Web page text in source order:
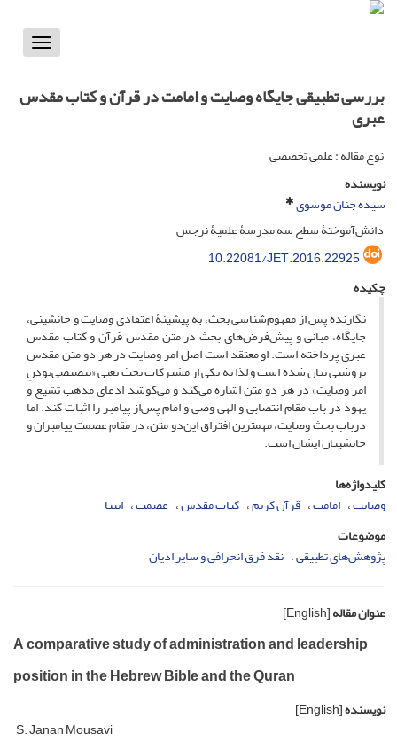
Toggle
بررسی تطبیقی جایگاه وصایت و امامت در قرآن و کتاب مقدس
عبری
نوع مقاله : علمی تخصصی
نویسنده
سیده جنان موسوی
دانش‌آموختۀ سطح سه مدرسۀ علمیۀ نرجس‌
10.22081/JET.2016.22925
چکیده
نگارنده پس از مفهوم‌شناسی بحث، به پیشینۀ اعتقادی وصایت و جانشینی،
جایگاه، مبانی و پیش‌فرض‌های بحث در متن مقدس قرآن و کتاب مقدس
عبری پرداخته است. او معتقد است اصل امر وصایت در هر دو متن مقدس
بروشنی بیان شده است و لذا به یکی از مشترکات بحث یعنی «تنصیصی‌بودنِ
امر وصایت» در هر دو متن اشاره می‌کند و می‌کوشد ادعای مذهب تشیع و
یهود در باب مقام انتصابی و الهیِ وصی و امام پس‌از پیامبر را اثبات کند. اما
درباب بحث وصایت، مهمترین افتراق این‌دو متن، در مقام عصمت پیامبران و
جانشینان ایشان است.
کلیدواژه‌ها
وصایت امامت قرآن کریم کتاب مقدس عصمت انبیا
موضوعات
پژوهش‌های تطبیقی نقد فرق انحرافی و سایر ادیان
عنوان مقاله[English]
A comparative study of administration and leadership
position in the Hebrew Bible and the Quran
نویسنده[English]
S. Janan Mousavi